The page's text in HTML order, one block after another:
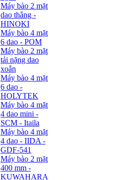
Máy bào 2 mặt
dao thẳng -
HINOKI
Máy bào 4 mặt
6 dao - POM
Máy bào 2 mặt
tải nặng dao
xoắn
Máy bào 4 mặt
6 dao -
HOLYTEK
Máy bào 4 mặt
4 dao mini -
SCM - Itaila
Máy bào 4 mặt
4 dao - IIDA -
GDF-541
Máy bào 2 mặt
400 mm -
KUWAHARA